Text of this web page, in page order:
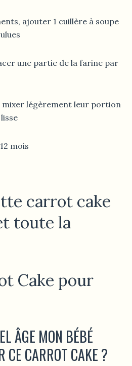
ajouter 1 cuillère à soupe
une partie de la farine par
mixer légèrement leur portion
mois
carrot cake
toute la
Cake pour
ÂGE MON BÉBÉ
CE CARROT CAKE ?